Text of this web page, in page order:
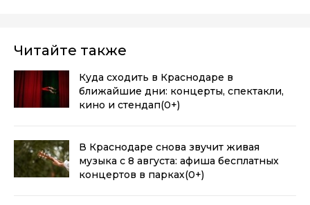
Читайте также
Куда сходить в Краснодаре в
ближайшие дни: концерты, спектакли,
кино и стендап(0+)
В Краснодаре снова звучит живая
музыка с 8 августа: афиша бесплатных
концертов в парках(0+)